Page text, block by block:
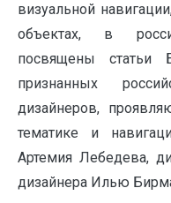
визуальной
объектах, в
посвящены
признанных
дизайнеров,
тематике и
Артемия Лебедева,
дизайнера Илью